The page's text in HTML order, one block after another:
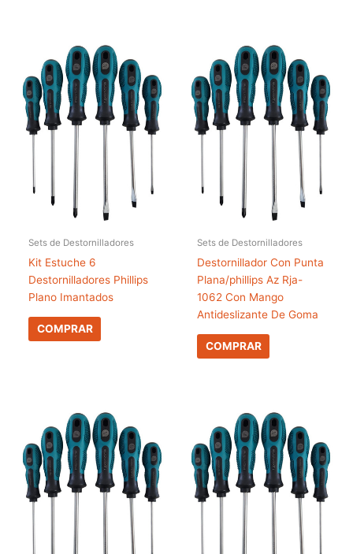
Sets de Destornilladores
Kit Estuche 6
Destornilladores Phillips
Plano Imantados
COMPRAR
Sets de Destornilladores
Destornillador Con Punta
Plana/phillips Az Rja-
1062 Con Mango
Antideslizante De Goma
COMPRAR